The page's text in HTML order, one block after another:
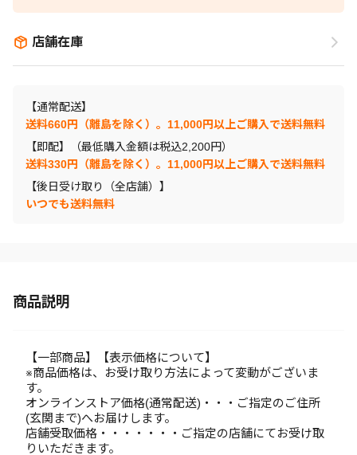
店舗在庫
【通常配送】
送料660円（離島を除く）。11,000円以上ご購入で送料無料
【即配】（最低購入金額は税込2,200円）
送料330円（離島を除く）。11,000円以上ご購入で送料無料
【後日受け取り（全店舗）】
いつでも送料無料
商品説明
【一部商品】【表示価格について】
※商品価格は、お受け取り方法によって変動がございま
す。
オンラインストア価格(通常配送)・・・ご指定のご住所
(玄関まで)へお届けします。
店舗受取価格・・・・・・・ご指定の店舗にてお受け取
りいただきます。